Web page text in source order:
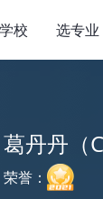
校 选专业
葛丹丹（
荣誉：